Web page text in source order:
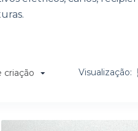
criação Visualização: